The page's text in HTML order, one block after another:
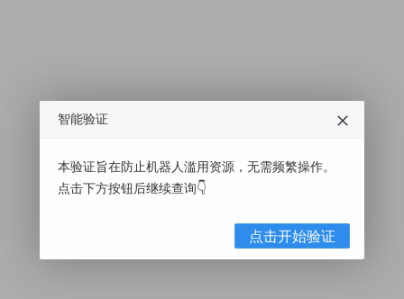
智能验证
本验证旨在防止机器人滥用资源，无需频繁操作。
点击下方按钮后继续查询👇
点击开始验证